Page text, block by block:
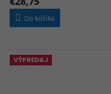
je
5,0
Do košíka
VÝPREDAJ